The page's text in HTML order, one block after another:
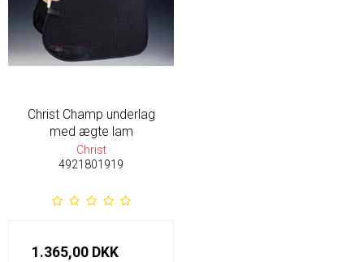
Christ Champ underlag
med ægte lam
Christ
4921801919
1.365,00 DKK